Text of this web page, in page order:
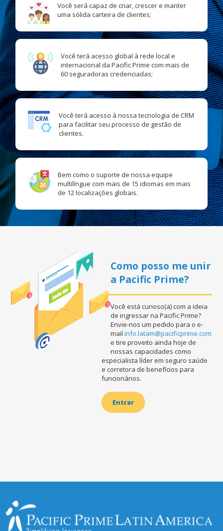
Você será capaz de criar, crescer e manter
uma sólida carteira de clientes;
Você terá acesso global à rede local e
internacional da Pacific Prime com mais de
60 seguradoras credenciadas;
Você terá acesso à nossa tecnologia de CRM
para facilitar seu processo de gestão de
clientes.
Bem como o suporte de nossa equipe
multilíngue com mais de 15 idiomas em mais
de 12 localizações globais.
Como posso me unir
a Pacific Prime?
Você está curioso(a) com a ideia
de ingressar na Pacific Prime?
Envie-nos um pedido para o e-
mailinfo.latam@pacificprime.com
e tire proveito ainda hoje de
nossas capacidades como
especialista líder em seguro saúde
e corretora de benefícios para
funcionários.
Entrar